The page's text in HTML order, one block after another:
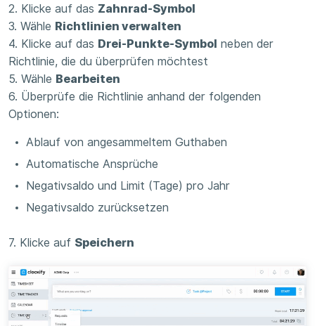
2. Klicke auf das Zahnrad-Symbol
3. Wähle Richtlinien verwalten
4. Klicke auf das Drei-Punkte-Symbol neben der
Richtlinie, die du überprüfen möchtest
5. Wähle Bearbeiten
6. Überprüfe die Richtlinie anhand der folgenden
Optionen:
Ablauf von angesammeltem Guthaben
Automatische Ansprüche
Negativsaldo und Limit (Tage) pro Jahr
Negativsaldo zurücksetzen
7. Klicke auf Speichern